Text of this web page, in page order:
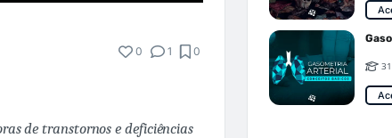
0 1 0
de transtornos e deficiências